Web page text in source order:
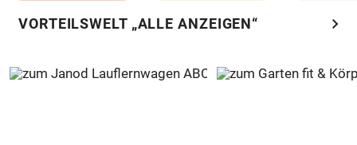
VORTEILSWELT „ALLE ANZEIGEN“ chevron_right